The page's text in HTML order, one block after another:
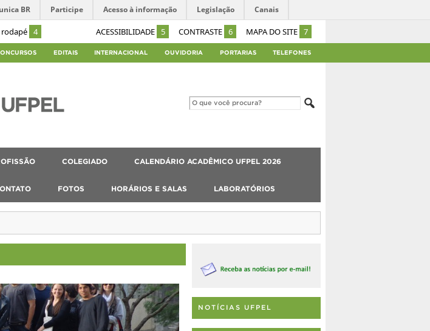
4 ACESSIBILIDADE 5 CONTRASTE 6 MAPA DO SITE 7
BR Participe Acesso à informação Legislação Canais
EDITAIS INTERNACIONAL OUVIDORIA PORTARIAS TELEFONES
COLEGIADO CALENDÁRIO ACADÊMICO UFPEL 2026
FOTOS HORÁRIOS E SALAS LABORATÓRIOS
NOTÍCIAS UFPEL